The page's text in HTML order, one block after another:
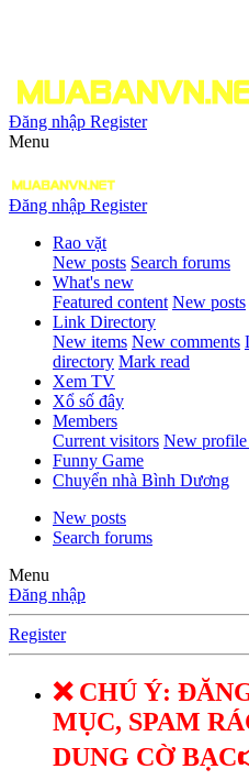
Đăng nhập Register
Menu
Đăng nhập Register
Rao vặt
New posts Search forums
What's new
Featured content New posts
Link Directory
New items New comments
directory Mark read
Xem TV
Xổ số đây
Members
Current visitors New profile
Funny Game
Chuyển nhà Bình Dương
New posts
Search forums
Menu
Đăng nhập
Register
❌ CHÚ Ý:
MỤC, SPAM
DUNG CỜ